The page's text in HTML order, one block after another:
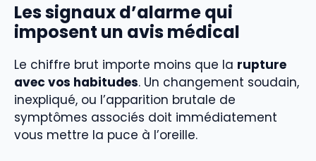
Les signaux d’alarme qui
imposent un avis médical
Le chiffre brut importe moins que la rupture
avec vos habitudes. Un changement soudain,
inexpliqué, ou l’apparition brutale de
symptômes associés doit immédiatement
vous mettre la puce à l’oreille.